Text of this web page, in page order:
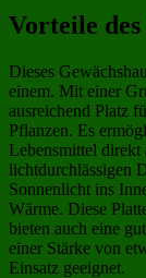
Vorteile
Dieses
einem. Mit einer
ausreichend Platz
Pflanzen. Es
Lebensmittel direkt
lichtdurchlässigen
Sonnenlicht ins
Wärme. Diese
bieten auch eine
einer Stärke von
Einsatz geeignet.